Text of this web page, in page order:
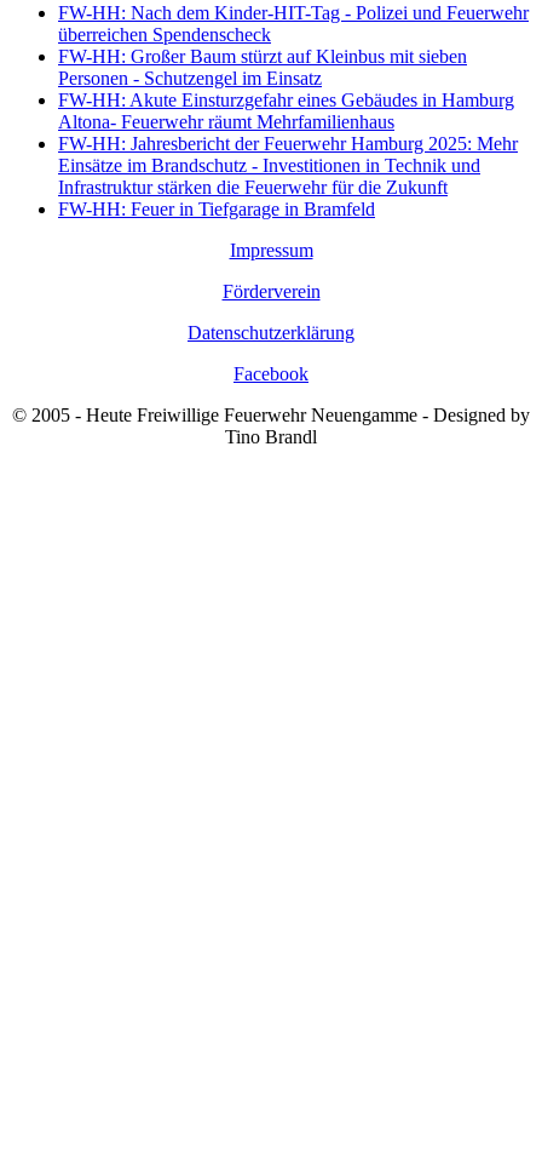
FW-HH: Nach dem Kinder-HIT-Tag - Polizei und Feuerwehr
überreichen Spendenscheck
FW-HH: Großer Baum stürzt auf Kleinbus mit sieben
Personen - Schutzengel im Einsatz
FW-HH: Akute Einsturzgefahr eines Gebäudes in Hamburg
Altona- Feuerwehr räumt Mehrfamilienhaus
FW-HH: Jahresbericht der Feuerwehr Hamburg 2025: Mehr
Einsätze im Brandschutz - Investitionen in Technik und
Infrastruktur stärken die Feuerwehr für die Zukunft
FW-HH: Feuer in Tiefgarage in Bramfeld
Impressum
Förderverein
Datenschutzerklärung
Facebook
© 2005 - Heute Freiwillige Feuerwehr Neuengamme - Designed by
Tino Brandl